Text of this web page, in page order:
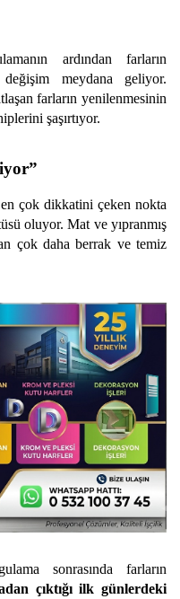
ardından farların
meydana geliyor.
farların yenilenmesinin
şaşırtıyor.
çok dikkatini çeken nokta
oluyor. Mat ve yıpranmış
çok daha berrak ve temiz
sonrasında farların
çıktığı ilk günlerdeki